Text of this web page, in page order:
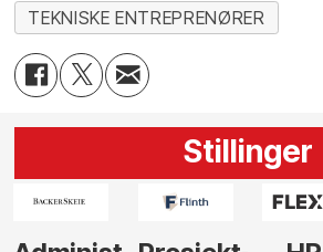
TEKNISKE ENTREPRENØRER
Stillinger